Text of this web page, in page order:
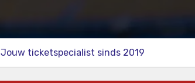
Jouw ticketspecialist sinds 2019